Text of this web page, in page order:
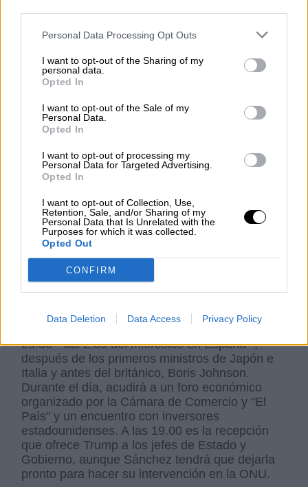
Personal Data Processing Opt Outs
I want to opt-out of the Sharing of my
personal data.
Opted In
I want to opt-out of the Sale of my
Personal Data.
Opted In
I want to opt-out of processing my
Personal Data for Targeted Advertising.
Opted In
I want to opt-out of Collection, Use,
Retention, Sale, and/or Sharing of my
Personal Data that Is Unrelated with the
Purposes for which it was collected.
Opted Out
CONFIRM
Data Deletion Data Access Privacy Policy
Tras su intervención en la Cumbre del Clima,
que será un mensaje de acción y
multilateralismo para cumplir con los acuerdo
de la Cumbre de París para descarbonizar la
economía, la jornada del lunes terminará con
ONU a los funcionarios españoles de la
organización.
La Cumbre del Clima, Mujer, Paz y
Seguridad
Begoña Gómez, acudirán a la recepción oficial
del secretario general y posteriormente
escucharán los primeros discursos: el del propio
Guterres, el del brasileño Jair Bolsonaro y el del
estadounidense Donald Trump. Brasil y Estados
Unidos son siempre los primeros oradores: el
primero por tradición, porque fue así en 1947 y
20.30 --las 2.30 del miércoles en España--,
después de los primeros ministros de Japón e
Italia y antes del británico, Boris Johnson.
Durante el día, acudirá a un foro económico
organizado por la Cámara de Comercio y "El
País" y un encuentro con inversores
estadounidenses. A las 19.00 es la recepción
que ofrece Trump a los jefes de Estado y
Gobierno, aunque Sánchez tendrá que dejarla
pronto para hacer su intervención en la ONU.